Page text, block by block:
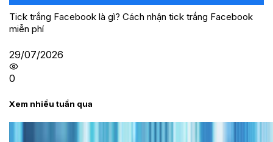
Tick trắng Facebook là gì? Cách nhận tick trắng Facebook
miễn phí
29/07/2026
0
Xem nhiều tuần qua